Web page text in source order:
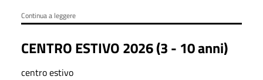
Continua a leggere
CENTRO ESTIVO 2026 (3 - 10 anni)
centro estivo